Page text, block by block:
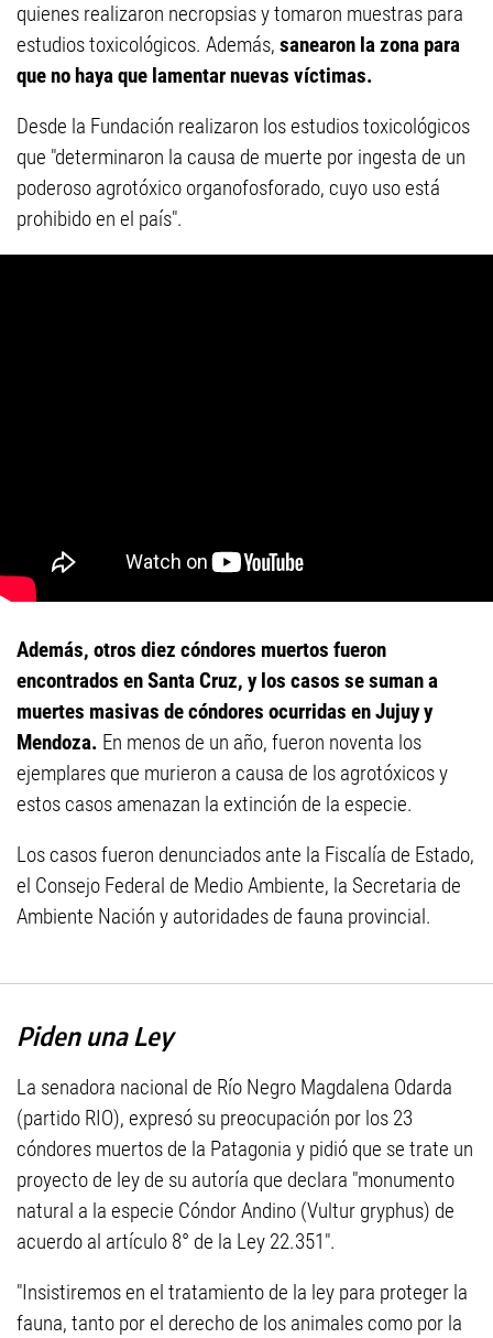
quienes realizaron necropsias y tomaron muestras para
estudios toxicológicos. Además, sanearon la zona para
que no haya que lamentar nuevas víctimas.
Desde la Fundación realizaron los estudios toxicológicos
que "determinaron la causa de muerte por ingesta de un
poderoso agrotóxico organofosforado, cuyo uso está
prohibido en el país".
Además, otros diez cóndores muertos fueron
encontrados en Santa Cruz, y los casos se suman a
muertes masivas de cóndores ocurridas en Jujuy y
Mendoza. En menos de un año, fueron noventa los
ejemplares que murieron a causa de los agrotóxicos y
estos casos amenazan la extinción de la especie.
Los casos fueron denunciados ante la Fiscalía de Estado,
el Consejo Federal de Medio Ambiente, la Secretaria de
Ambiente Nación y autoridades de fauna provincial.
Piden una Ley
La senadora nacional de Río Negro Magdalena Odarda
(partido RIO), expresó su preocupación por los 23
cóndores muertos de la Patagonia y pidió que se trate un
proyecto de ley de su autoría que declara "monumento
natural a la especie Cóndor Andino (Vultur gryphus) de
acuerdo al artículo 8° de la Ley 22.351".
"Insistiremos en el tratamiento de la ley para proteger la
fauna, tanto por el derecho de los animales como por la